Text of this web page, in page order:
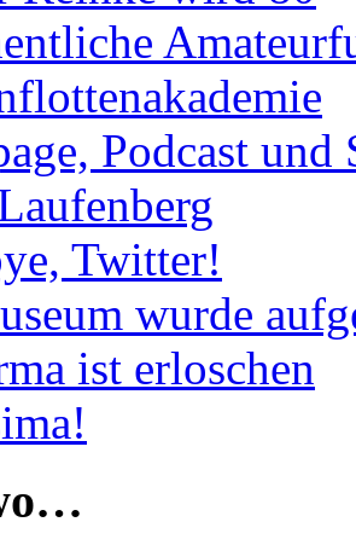
Podcast
Twitter!
wurde
ist erloschen